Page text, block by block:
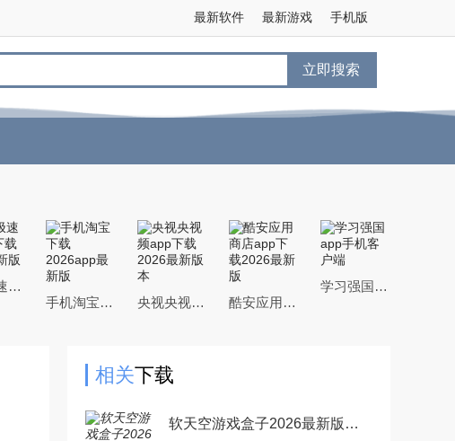
手机版
最新游戏
最新软件
立即搜索
抖音极速版免费下载2026最新版
手机淘宝下载2026app最新版
央视央视频app下载2026最新版本 酷安应用商店app下载2026最新版
学习强国app手机客户端
相关下载
软天空游戏盒子2026最新版下载安卓手机版v8.7.3安卓版